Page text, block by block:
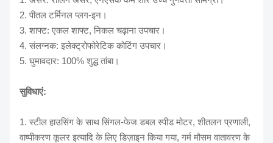
2. पीतल टर्मिनल प्लग-इन।
3. शाफ्ट: एकल शाफ्ट, निकल चढ़ाना उपचार।
4. संलग्नक: इलेक्ट्रोफोरेटिक कोटिंग उपचार।
5. घुमावदार: 100% शुद्ध तांबा।
सुविधाएं:
1. स्टील हाउसिंग के साथ सिंगल-फेज डबल स्पीड मोटर, शीतलन प्रणाली,
वाष्पीकरण कूलर इत्यादि के लिए डिज़ाइन किया गया, गर्म मौसम वातावरण के